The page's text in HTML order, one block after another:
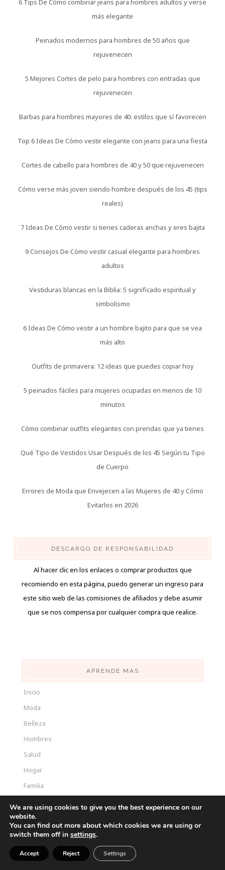
más elegante
Peinados modernos para hombres de 50 años que
rejuvenecen
5 Mejores Cortes de pelo para hombres con entradas que
rejuvenecen
Barbas para hombres mayores de 40: estilos que sí favorecen
Top 6 Ideas De Cómo vestir elegante con jeans para una fiesta
Cortes de cabello para hombres de 40 y 50 que rejuvenecen
Cómo verse más joven siendo hombre después de los 45 (tips
reales)
7 Ideas De Cómo vestir si tienes caderas anchas y eres bajita
9 Consejos De Cómo vestir casual elegante para hombres
adultos
Vestiduras blancas en la Biblia: 5 significado espiritual y
simbolismo
6 Ideas De Cómo vestir a un hombre bajito para que se vea
más alto
Outfits de primavera: 12 ideas que puedes copiar hoy
5 peinados fáciles para mujeres ocupadas en menos de 10
minutos
Cómo combinar outfits elegantes con prendas que ya tienes
Qué Tipo de Vestidos Usar Después de los 45 Según tu Tipo
de Cuerpo
Errores de Moda que Envejecen a las Mujeres de 40 y Cómo
Evitarlos en 2026
DESCARGO DE RESPONSABILIDAD
Al hacer clic en los enlaces o comprar productos que
recomiendo en esta página, puedo generar un ingreso para
este sitio web de las comisiones de afiliados y debe asumir
que se nos compensa por cualquier compra que realice.
APRENDE MAS
Inicio
Moda
Belleza
Hombres
Salud
Hogar
Familia
Sobre Mi
Contactanos
CONTENIDO RECIENTES
We are using cookies to give you the best experience on our
website.
You can find out more about which cookies we are using or
switch them off in settings.
Accept Reject Settings